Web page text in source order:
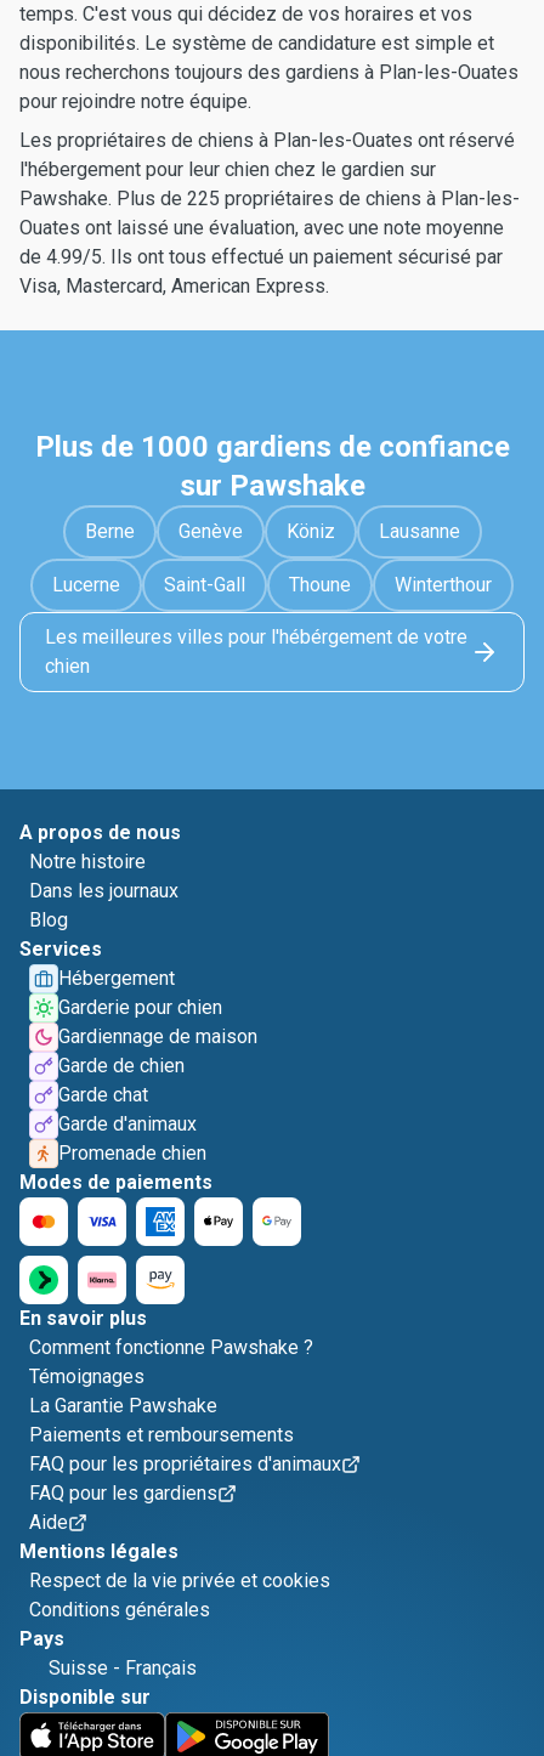
temps. C'est vous qui décidez de vos horaires et vos
disponibilités. Le système de candidature est simple et
nous recherchons toujours des gardiens à Plan-les-Ouates
pour rejoindre notre équipe.
Les propriétaires de chiens à Plan-les-Ouates ont réservé
l'hébergement pour leur chien chez le gardien sur
Pawshake. Plus de 225 propriétaires de chiens à Plan-les-
Ouates ont laissé une évaluation, avec une note moyenne
de 4.99/5. Ils ont tous effectué un paiement sécurisé par
Visa, Mastercard, American Express.
Plus de 1000 gardiens de confiance
sur Pawshake
Berne Genève Köniz Lausanne
Lucerne Saint-Gall Thoune Winterthour
Les meilleures villes pour l'hébérgement de votre
chien
A propos de nous
Notre histoire
Dans les journaux
Blog
Services
Hébergement
Garderie pour chien
Gardiennage de maison
Garde de chien
Garde chat
Garde d'animaux
Promenade chien
Modes de paiements
En savoir plus
Comment fonctionne Pawshake ?
Témoignages
La Garantie Pawshake
Paiements et remboursements
FAQ pour les propriétaires d'animaux
FAQ pour les gardiens
Aide
Mentions légales
Respect de la vie privée et cookies
Conditions générales
Pays
Suisse - Français
Disponible sur